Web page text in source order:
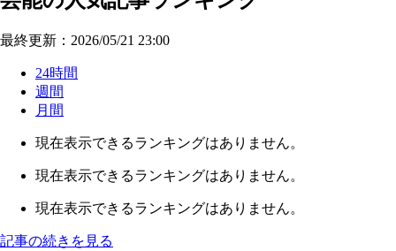
最終更新：2026/05/21 23:00
24時間
週間
月間
現在表示できるランキングはありません。
現在表示できるランキングはありません。
現在表示できるランキングはありません。
記事の続きを見る